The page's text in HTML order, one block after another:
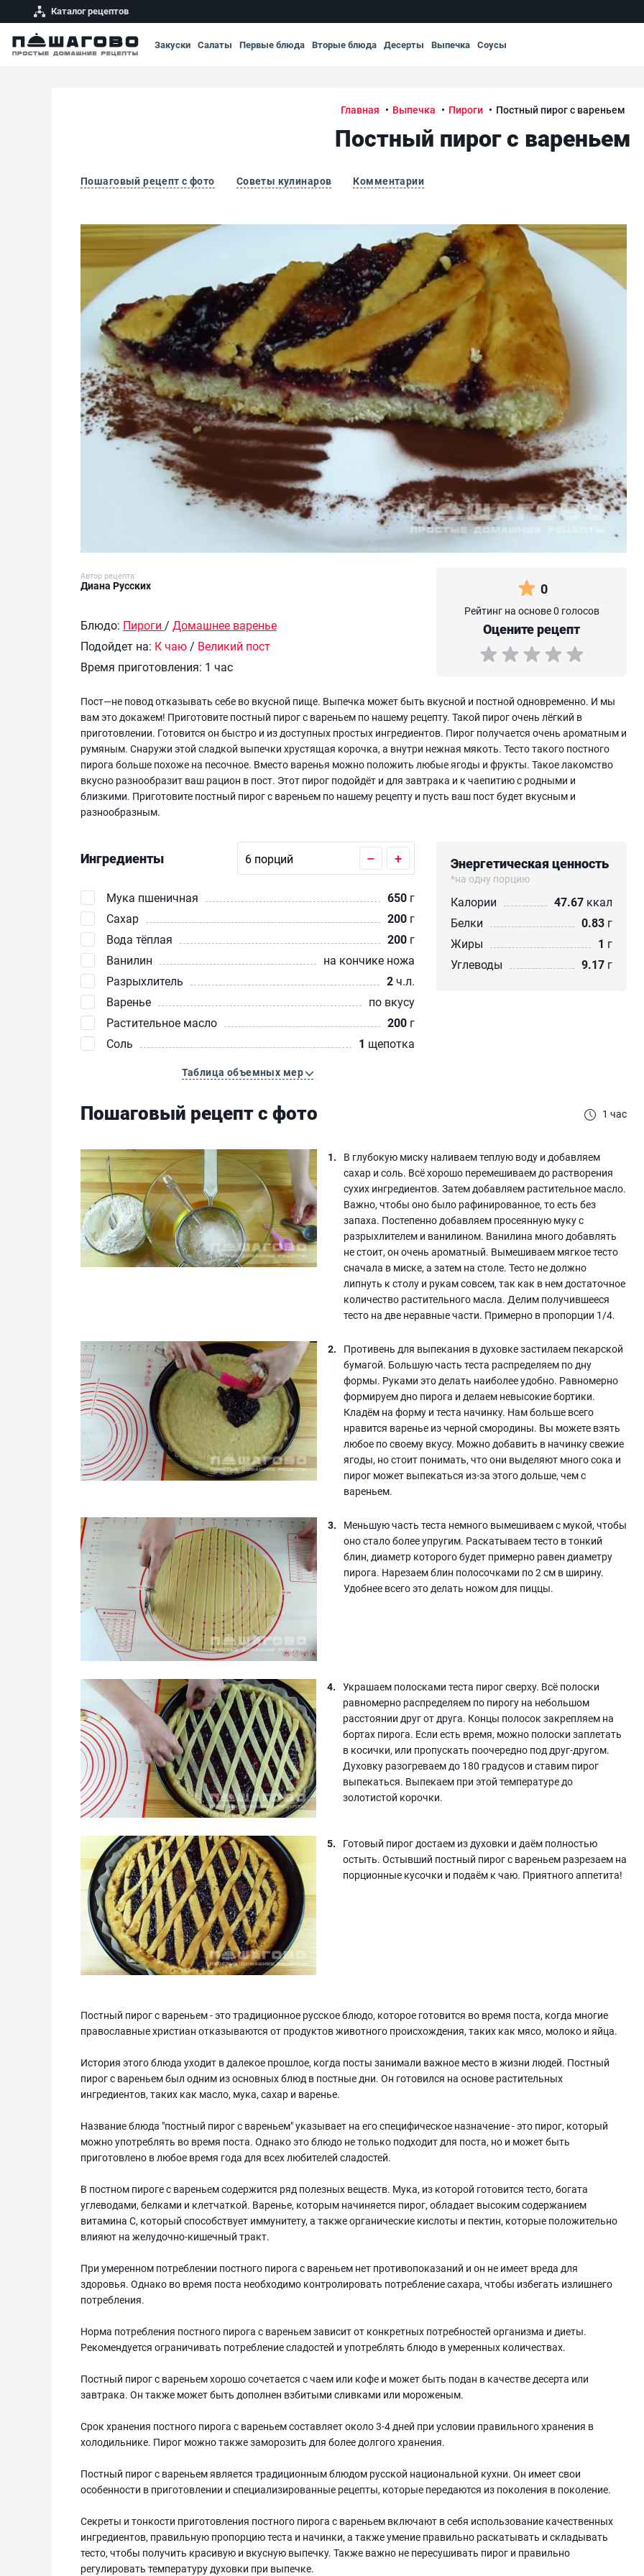
Каталог рецептов
Закуски Салаты Первые блюда Вторые блюда Десерты Выпечка Соусы
Главная Выпечка Пироги Постный пирог с вареньем
Постный пирог с вареньем
Пошаговый рецепт с фото Советы кулинаров Комментарии
Постный пирог с вареньем
Автор рецепта:
Диана Русских
Блюдо: Пироги / Домашнее варенье
Подойдет на: К чаю/ Великий пост
Время приготовления: 1 час
0
Рейтинг на основе 0 голосов
Оцените рецепт
Пост—не повод отказывать себе во вкусной пище. Выпечка может быть вкусной и постной одновременно. И мы
вам это докажем! Приготовите постный пирог с вареньем по нашему рецепту. Такой пирог очень лёгкий в
приготовлении. Готовится он быстро и из доступных простых ингредиентов. Пирог получается очень ароматным и
румяным. Снаружи этой сладкой выпечки хрустящая корочка, а внутри нежная мякоть. Тесто такого постного
пирога больше похоже на песочное. Вместо варенья можно положить любые ягоды и фрукты. Такое лакомство
вкусно разнообразит ваш рацион в пост. Этот пирог подойдёт и для завтрака и к чаепитию с родными и
близкими. Приготовите постный пирог с вареньем по нашему рецепту и пусть ваш пост будет вкусным и
разнообразным.
Ингредиенты – +
Мука пшеничная 650 г
Сахар
200 г
Вода тёплая
200 г
Ванилин
на кончике ножа
Разрыхлитель
2ч.л.
Варенье
по вкусу
Растительное масло
200 г
Соль
1 щепотка
Таблица объемных мер
Энергетическая ценность
*на одну порцию
Калории 47.67 ккал
Белки
0.83 г
Жиры
1 г
Углеводы
9.17 г
Пошаговый рецепт с фото 1 час
В глубокую миску наливаем теплую воду и добавляем
сахар и соль. Всё хорошо перемешиваем до растворения
сухих ингредиентов. Затем добавляем растительное масло.
Важно, чтобы оно было рафинированное, то есть без
запаха. Постепенно добавляем просеянную муку с
разрыхлителем и ванилином. Ванилина много добавлять
не стоит, он очень ароматный. Вымешиваем мягкое тесто
сначала в миске, а затем на столе. Тесто не должно
липнуть к столу и рукам совсем, так как в нем достаточное
количество растительного масла. Делим получившееся
тесто на две неравные части. Примерно в пропорции 1/4.
Противень для выпекания в духовке застилаем пекарской
бумагой. Большую часть теста распределяем по дну
формы. Руками это делать наиболее удобно. Равномерно
формируем дно пирога и делаем невысокие бортики.
Кладём на форму и теста начинку. Нам больше всего
нравится варенье из черной смородины. Вы можете взять
любое по своему вкусу. Можно добавить в начинку свежие
ягоды, но стоит понимать, что они выделяют много сока и
пирог может выпекаться из-за этого дольше, чем с
вареньем.
Меньшую часть теста немного вымешиваем с мукой, чтобы
оно стало более упругим. Раскатываем тесто в тонкий
блин, диаметр которого будет примерно равен диаметру
пирога. Нарезаем блин полосочками по 2 см в ширину.
Удобнее всего это делать ножом для пиццы.
Украшаем полосками теста пирог сверху. Всё полоски
равномерно распределяем по пирогу на небольшом
расстоянии друг от друга. Концы полосок закрепляем на
бортах пирога. Если есть время, можно полоски заплетать
в косички, или пропускать поочередно под друг-другом.
Духовку разогреваем до 180 градусов и ставим пирог
выпекаться. Выпекаем при этой температуре до
золотистой корочки.
Готовый пирог достаем из духовки и даём полностью
остыть. Остывший постный пирог с вареньем разрезаем на
порционные кусочки и подаём к чаю. Приятного аппетита!
Постный пирог с вареньем - это традиционное русское блюдо, которое готовится во время поста, когда многие
православные христиан отказываются от продуктов животного происхождения, таких как мясо, молоко и яйца.
История этого блюда уходит в далекое прошлое, когда посты занимали важное место в жизни людей. Постный
пирог с вареньем был одним из основных блюд в постные дни. Он готовился на основе растительных
ингредиентов, таких как масло, мука, сахар и варенье.
Название блюда "постный пирог с вареньем" указывает на его специфическое назначение - это пирог, который
можно употреблять во время поста. Однако это блюдо не только подходит для поста, но и может быть
приготовлено в любое время года для всех любителей сладостей.
В постном пироге с вареньем содержится ряд полезных веществ. Мука, из которой готовится тесто, богата
углеводами, белками и клетчаткой. Варенье, которым начиняется пирог, обладает высоким содержанием
витамина C, который способствует иммунитету, а также органические кислоты и пектин, которые положительно
влияют на желудочно-кишечный тракт.
При умеренном потреблении постного пирога с вареньем нет противопоказаний и он не имеет вреда для
здоровья. Однако во время поста необходимо контролировать потребление сахара, чтобы избегать излишнего
потребления.
Норма потребления постного пирога с вареньем зависит от конкретных потребностей организма и диеты.
Рекомендуется ограничивать потребление сладостей и употреблять блюдо в умеренных количествах.
Постный пирог с вареньем хорошо сочетается с чаем или кофе и может быть подан в качестве десерта или
завтрака. Он также может быть дополнен взбитыми сливками или мороженым.
Срок хранения постного пирога с вареньем составляет около 3-4 дней при условии правильного хранения в
холодильнике. Пирог можно также заморозить для более долгого хранения.
Постный пирог с вареньем является традиционным блюдом русской национальной кухни. Он имеет свои
особенности в приготовлении и специализированные рецепты, которые передаются из поколения в поколение.
Секреты и тонкости приготовления постного пирога с вареньем включают в себя использование качественных
ингредиентов, правильную пропорцию теста и начинки, а также умение правильно раскатывать и складывать
тесто, чтобы получить красивую и вкусную выпечку. Также важно не пересушивать пирог и правильно
регулировать температуру духовки при выпечке.